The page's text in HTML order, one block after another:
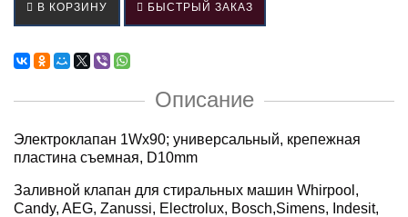
В КОРЗИНУ БЫСТРЫЙ ЗАКАЗ
Описание
Электроклапан 1Wx90; универсальный, крепежная
пластина съемная, D10mm
Заливной клапан для стиральных машин Whirpool,
Candy, AEG, Zanussi, Electrolux, Bosch,Simens, Indesit,